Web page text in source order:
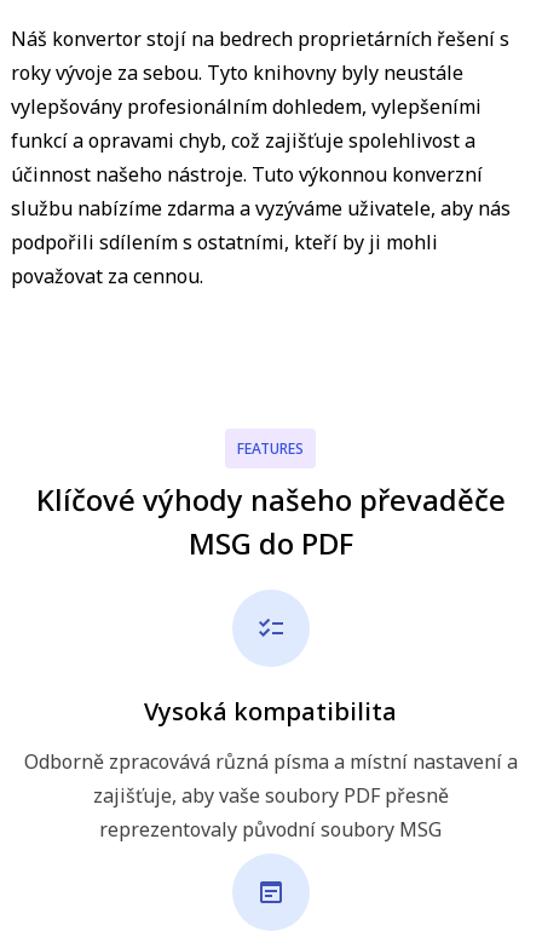
Náš konvertor stojí na bedrech proprietárních řešení s
roky vývoje za sebou. Tyto knihovny byly neustále
vylepšovány profesionálním dohledem, vylepšeními
funkcí a opravami chyb, což zajišťuje spolehlivost a
účinnost našeho nástroje. Tuto výkonnou konverzní
službu nabízíme zdarma a vyzýváme uživatele, aby nás
podpořili sdílením s ostatními, kteří by ji mohli
považovat za cennou.
FEATURES
Klíčové výhody našeho převaděče
MSG do PDF
Vysoká kompatibilita
Odborně zpracovává různá písma a místní nastavení a
zajišťuje, aby vaše soubory PDF přesně
reprezentovaly původní soubory MSG